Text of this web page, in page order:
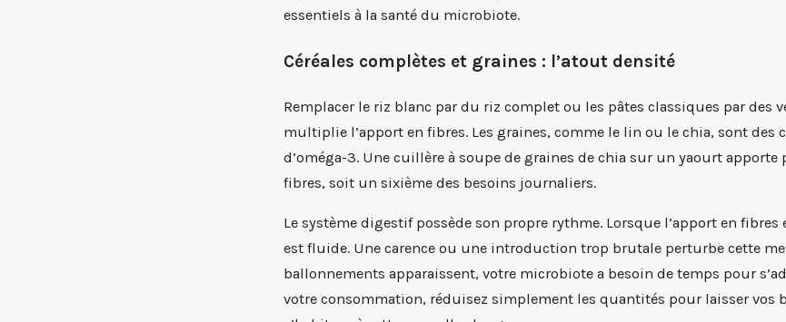
essentiels à la santé du microbiote.
Céréales complètes et graines : l’atout densité
Remplacer le riz blanc par du riz complet ou les pâtes classiques par des
multiplie l’apport en fibres. Les graines, comme le lin ou le chia, sont des
d’oméga-3. Une cuillère à soupe de graines de chia sur un yaourt apporte
fibres, soit un sixième des besoins journaliers.
Le système digestif possède son propre rythme. Lorsque l’apport en
est fluide. Une carence ou une introduction trop brutale perturbe cette
ballonnements apparaissent, votre microbiote a besoin de temps pour
votre consommation, réduisez simplement les quantités pour laisser vos